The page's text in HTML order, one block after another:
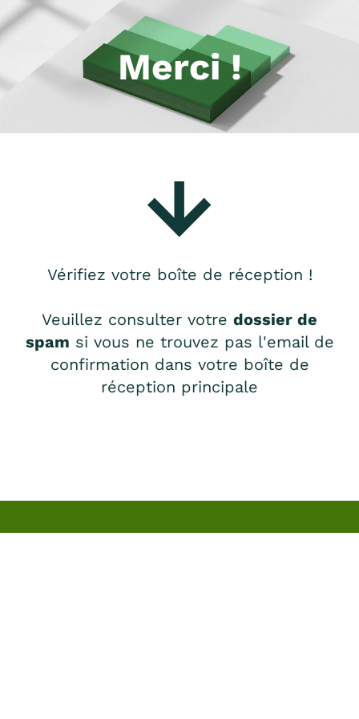
Merci !
Vérifiez votre boîte de réception !
Veuillez consulter votre dossier de
spam si vous ne trouvez pas l'email de
confirmation dans votre boîte de
réception principale